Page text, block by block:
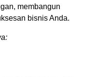
membangun
bisnis Anda.